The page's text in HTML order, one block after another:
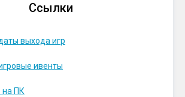
Ссылки
выхода игр
ивенты
на ПК